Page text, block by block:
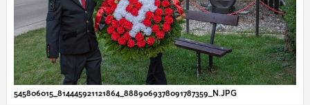
545806015_814445921121864_8889069378091787359_N.JPG